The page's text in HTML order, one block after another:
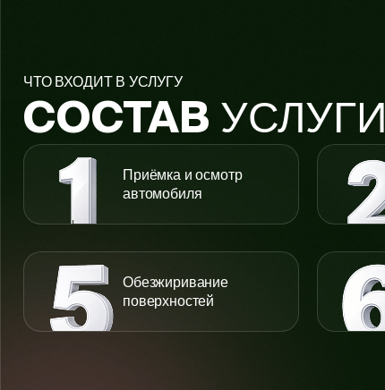
ЧТО ВХОДИТ В УСЛУГУ
СОСТАВ УСЛУГИ
Приёмка и осмотр
автомобиля
Обезжиривание
поверхностей